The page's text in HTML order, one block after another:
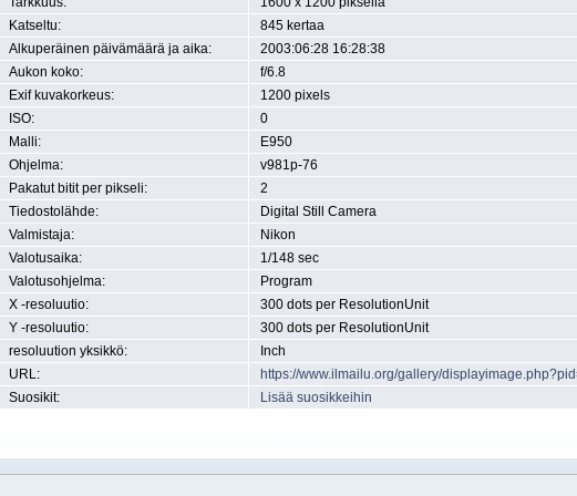
Katseltu:
845 kertaa
Alkuperäinen päivämäärä ja aika:
2003:06:28 16:28:38
Aukon koko:
f/6.8
Exif kuvakorkeus:
1200 pixels
ISO:
0
Malli:
E950
Ohjelma:
v981p-76
Pakatut bitit per pikseli:
2
Tiedostolähde:
Digital Still Camera
Valmistaja:
Nikon
Valotusaika:
1/148 sec
Valotusohjelma:
Program
X -resoluutio:
300 dots per ResolutionUnit
Y -resoluutio:
300 dots per ResolutionUnit
resoluution yksikkö:
Inch
URL:
https://www.ilmailu.org/gallery/
Suosikit:
Lisää suosikkeihin